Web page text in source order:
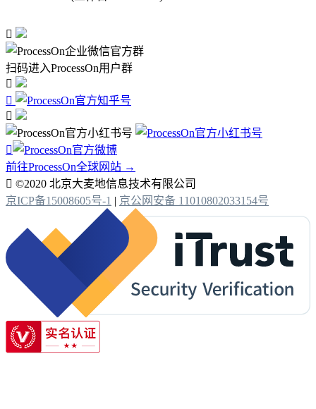

扫码进入ProcessOn用户群




前往ProcessOn全球网站 →
 ©2020 北京大麦地信息技术有限公司
京ICP备15008605号-1 | 京公网安备 11010802033154号